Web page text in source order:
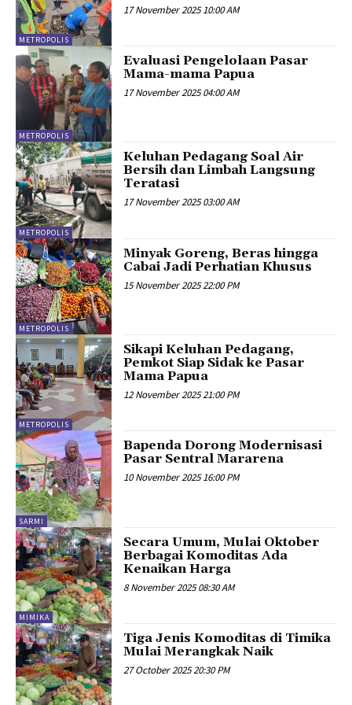
METROPOLIS
17 November 2025 10:00 AM
METROPOLIS
Evaluasi Pengelolaan Pasar
Mama-mama Papua
17 November 2025 04:00 AM
METROPOLIS
Keluhan Pedagang Soal Air
Bersih dan Limbah Langsung
Teratasi
17 November 2025 03:00 AM
METROPOLIS
Minyak Goreng, Beras hingga
Cabai Jadi Perhatian Khusus
15 November 2025 22:00 PM
METROPOLIS
Sikapi Keluhan Pedagang,
Pemkot Siap Sidak ke Pasar
Mama Papua
12 November 2025 21:00 PM
SARMI
Bapenda Dorong Modernisasi
Pasar Sentral Mararena
10 November 2025 16:00 PM
MIMIKA
Secara Umum, Mulai Oktober
Berbagai Komoditas Ada
Kenaikan Harga
8 November 2025 08:30 AM
Tiga Jenis Komoditas di Timika
Mulai Merangkak Naik
27 October 2025 20:30 PM